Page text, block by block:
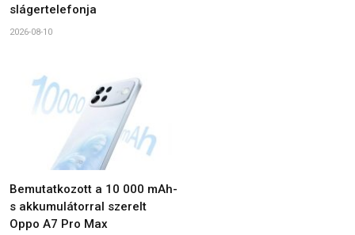
slágertelefonja
2026-08-10
Bemutatkozott a 10 000 mAh-
s akkumulátorral szerelt
Oppo A7 Pro Max